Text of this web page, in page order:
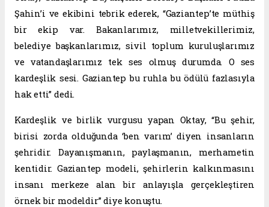
Şahin’i ve ekibini tebrik ederek, “Gaziantep’te müthiş
bir ekip var. Bakanlarımız, milletvekillerimiz,
belediye başkanlarımız, sivil toplum kuruluşlarımız
ve vatandaşlarımız tek ses olmuş durumda. O ses
kardeşlik sesi. Gaziantep bu ruhla bu ödülü fazlasıyla
hak etti” dedi.
Kardeşlik ve birlik vurgusu yapan Oktay, “Bu şehir,
birisi zorda olduğunda ‘ben varım’ diyen insanların
şehridir. Dayanışmanın, paylaşmanın, merhametin
kentidir. Gaziantep modeli, şehirlerin kalkınmasını
insanı merkeze alan bir anlayışla gerçekleştiren
örnek bir modeldir” diye konuştu.